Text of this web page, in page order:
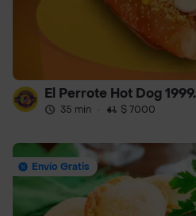
El Perrote Hot Dog 1999.
35 min · $ 7000
Envío Gratis